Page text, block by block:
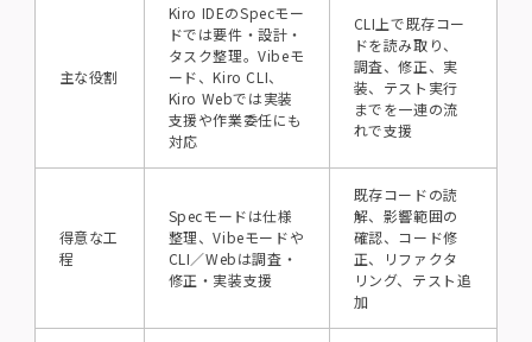
主な役割
Kiro IDEのSpecモー
ドでは要件・設計・
タスク整理。Vibeモ
ード、Kiro CLI、
Kiro Webでは実装
支援や作業委任にも
対応
CLI上で既存コー
ドを読み取り、
調査、修正、実
装、テスト実行
までを一連の流
れで支援
得意な工
程
Specモードは仕様
整理、Vibeモードや
CLI／Webは調査・
修正・実装支援
既存コードの読
解、影響範囲の
確認、コード修
正、リファクタ
リング、テスト追
加